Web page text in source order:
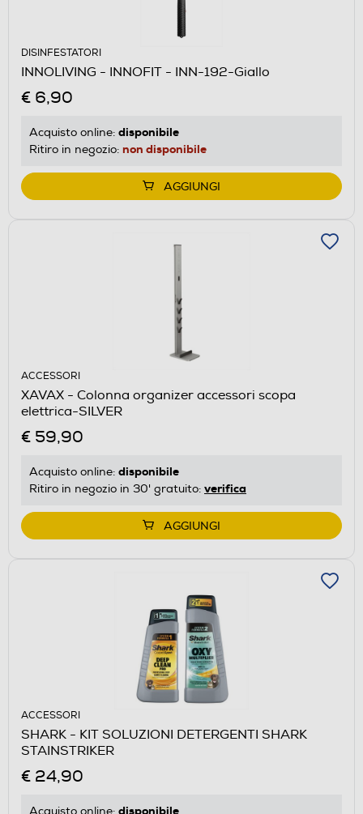
DISINFESTATORI
INNOLIVING - INNOFIT - INN-192-Giallo
€ 6,90
Acquisto online: disponibile
Ritiro in negozio: non disponibile
AGGIUNGI
ACCESSORI
XAVAX - Colonna organizer accessori scopa
elettrica-SILVER
€ 59,90
Acquisto online: disponibile
Ritiro in negozio in 30' gratuito: verifica
AGGIUNGI
ACCESSORI
SHARK - KIT SOLUZIONI DETERGENTI SHARK
STAINSTRIKER
€ 24,90
Acquisto online: disponibile